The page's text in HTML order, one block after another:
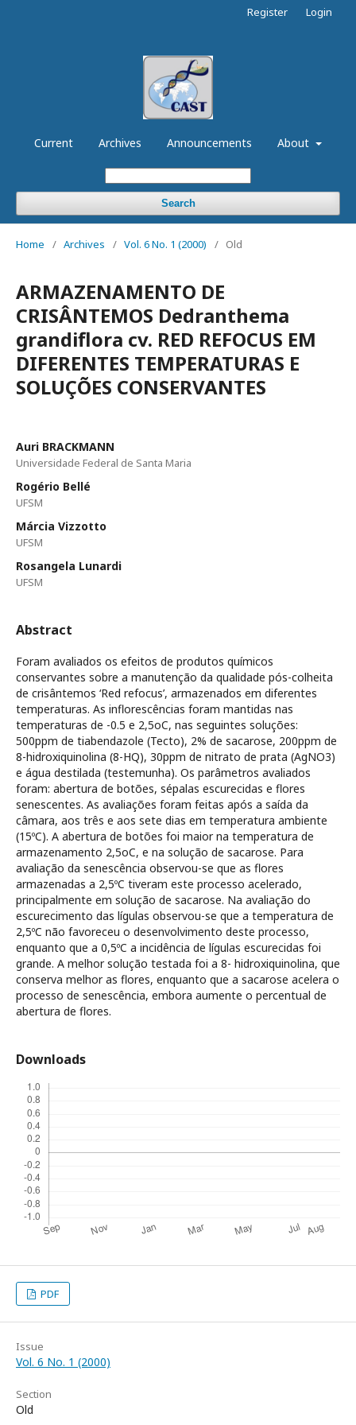
Current Archives Announcements About
Search
Register Login
Home / Archives / Vol. 6 No. 1 (2000) / Old
ARMAZENAMENTO DE
CRISÂNTEMOS Dedranthema
grandiflora cv. RED REFOCUS EM
DIFERENTES TEMPERATURAS E
SOLUÇÕES CONSERVANTES
Auri BRACKMANN
Universidade Federal de Santa Maria
Rogério Bellé
UFSM
Márcia Vizzotto
UFSM
Rosangela Lunardi
UFSM
Abstract
Foram avaliados os efeitos de produtos químicos
conservantes sobre a manutenção da qualidade pós-colheita
de crisântemos ‘Red refocus’, armazenados em diferentes
temperaturas. As inflorescências foram mantidas nas
temperaturas de -0.5 e 2,5oC, nas seguintes soluções:
500ppm de tiabendazole (Tecto), 2% de sacarose, 200ppm de
8-hidroxiquinolina (8-HQ), 30ppm de nitrato de prata (AgNO3)
e água destilada (testemunha). Os parâmetros avaliados
foram: abertura de botões, sépalas escurecidas e flores
senescentes. As avaliações foram feitas após a saída da
câmara, aos três e aos sete dias em temperatura ambiente
(15ºC). A abertura de botões foi maior na temperatura de
armazenamento 2,5oC, e na solução de sacarose. Para
avaliação da senescência observou-se que as flores
armazenadas a 2,5ºC tiveram este processo acelerado,
principalmente em solução de sacarose. Na avaliação do
escurecimento das lígulas observou-se que a temperatura de
2,5ºC não favoreceu o desenvolvimento deste processo,
enquanto que a 0,5ºC a incidência de lígulas escurecidas foi
grande. A melhor solução testada foi a 8- hidroxiquinolina, que
conserva melhor as flores, enquanto que a sacarose acelera o
processo de senescência, embora aumente o percentual de
abertura de flores.
Downloads
PDF
Issue
Vol. 6 No. 1 (2000)
Section
Old